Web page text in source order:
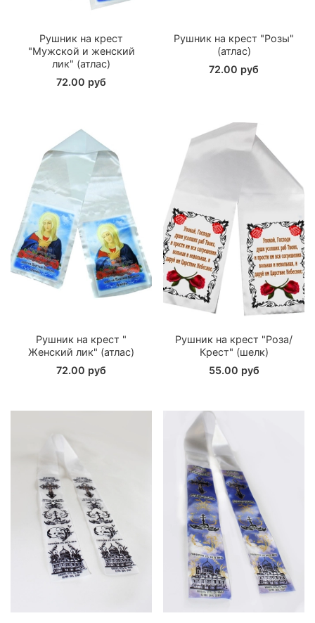
Рушник на крест
"Мужской и женский
лик" (атлас)
72.00 руб
Рушник на крест "Розы"
(атлас)
72.00 руб
Рушник на крест "
Женский лик" (атлас)
72.00 руб
Рушник на крест "Роза/
Крест" (шелк)
55.00 руб